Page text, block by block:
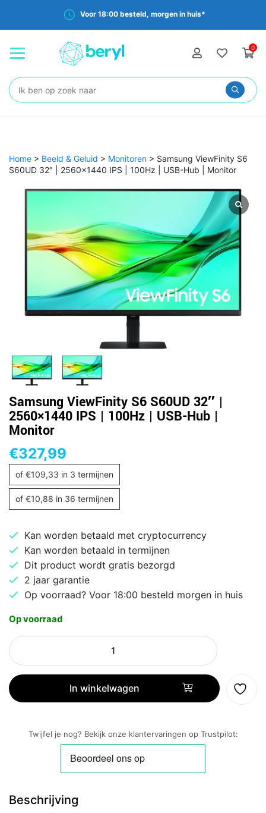
Voor 18:00 besteld, morgen in huis*
0
Zoeken:
Home > Beeld & Geluid > Monitoren > Samsung ViewFinity S6
S60UD 32″ | 2560×1440 IPS | 100Hz | USB-Hub | Monitor
Samsung ViewFinity S6 S60UD 32″ |
2560×1440 IPS | 100Hz | USB-Hub |
Monitor
€327,99
of €109,33 in 3 termijnen
of €10,88 in 36 termijnen
Kan worden betaald met cryptocurrency
Kan worden betaald in termijnen
Dit product wordt gratis bezorgd
2 jaar garantie
Op voorraad? Voor 18:00 besteld morgen in huis
Op voorraad
Samsung
ViewFinity
S60UD
32"
USB-
In winkelwagen
Twijfel je nog? Bekijk onze klantervaringen op Trustpilot:
Beschrijving